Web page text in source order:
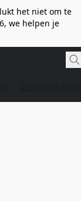
het niet om te
we helpen je